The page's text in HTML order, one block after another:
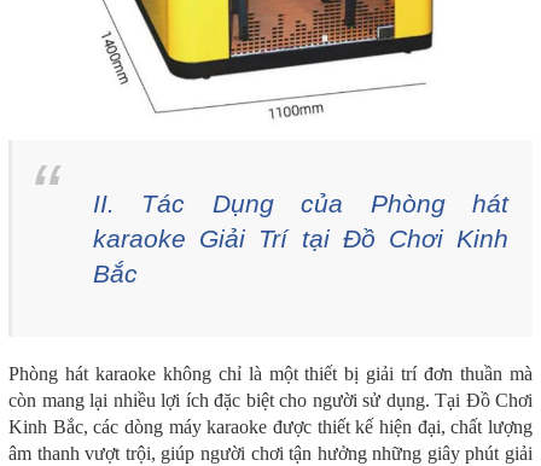
II. Tác Dụng của Phòng hát
karaoke Giải Trí tại Đồ Chơi Kinh
Bắc
Phòng hát karaoke không chỉ là một thiết bị giải trí đơn thuần mà
còn mang lại nhiều lợi ích đặc biệt cho người sử dụng. Tại Đồ Chơi
Kinh Bắc, các dòng máy karaoke được thiết kế hiện đại, chất lượng
âm thanh vượt trội, giúp người chơi tận hưởng những giây phút giải